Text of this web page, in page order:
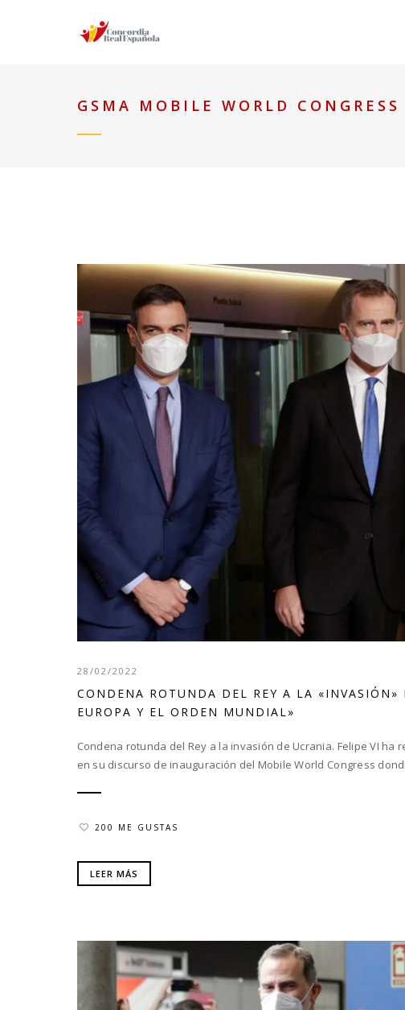
GSMA MOBILE WORLD CONGRESS
28/02/2022
CONDENA ROTUNDA DEL REY A LA
EUROPA Y EL ORDEN MUNDIAL»
Condena rotunda del Rey a la invasión de Ucrania. Felipe VI
en su discurso de inauguración del Mobile World Congress
200 ME GUSTAS
LEER MÁS